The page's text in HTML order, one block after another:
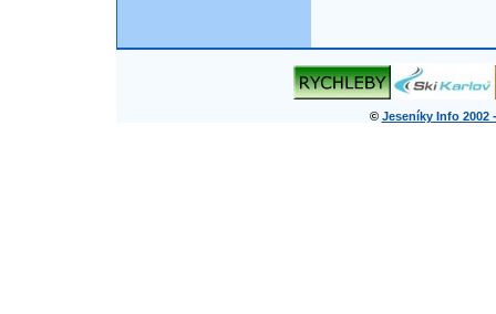
© Jeseníky Info 2002